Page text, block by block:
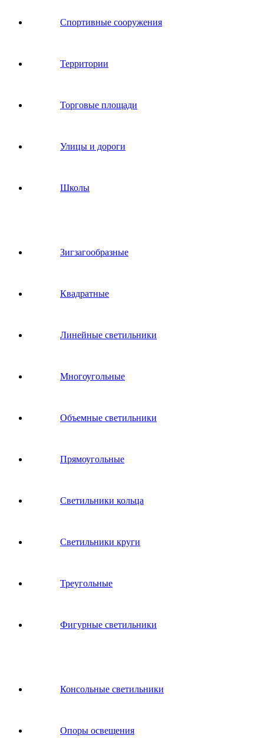
Спортивные сооружения
Территории
Торговые площади
Улицы и дороги
Школы
Зигзагообразные
Квадратные
Линейные светильники
Многоугольные
Объемные светильники
Прямоугольные
Светильники кольца
Светильники круги
Треугольные
Фигурные светильники
Консольные светильники
Опоры освещения